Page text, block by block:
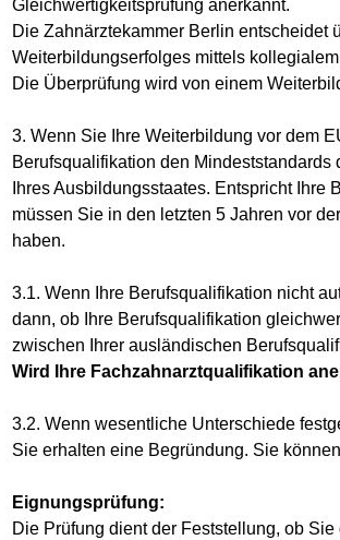
Gleichwertigkeitsprüfung anerkannt.
Die Zahnärztekammer Berlin entscheidet
Weiterbildungserfolges mittels
Die Überprüfung wird von einem
3. Wenn Sie Ihre Weiterbildung vor dem
Berufsqualifikation den
Ihres Ausbildungsstaates. Entspricht
müssen Sie in den letzten 5 Jahren vor
haben.
3.1. Wenn Ihre Berufsqualifikation nicht
dann, ob Ihre Berufsqualifikation
zwischen Ihrer ausländischen
Wird Ihre Fachzahnarztqualifikation
3.2. Wenn wesentliche Unterschiede
Sie erhalten eine Begründung. Sie
Eignungsprüfung:
Die Prüfung dient der Feststellung, ob